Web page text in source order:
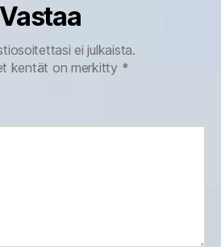
Vastaa
ei julkaista.
kentät on merkitty *